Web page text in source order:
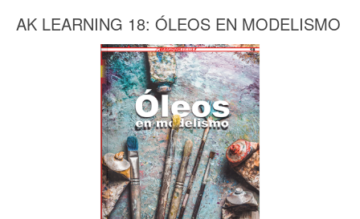
AK LEARNING 18: ÓLEOS EN MODELISMO